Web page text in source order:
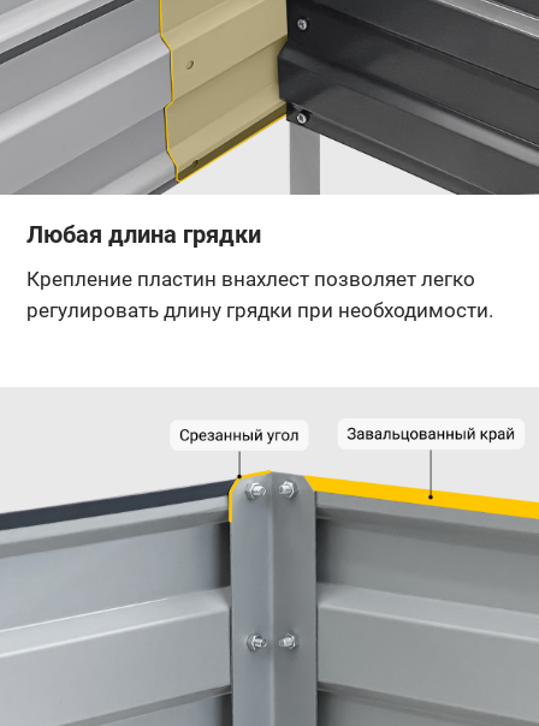
Любая длина грядки
Крепление пластин внахлест позволяет легко
регулировать длину грядки при необходимости.